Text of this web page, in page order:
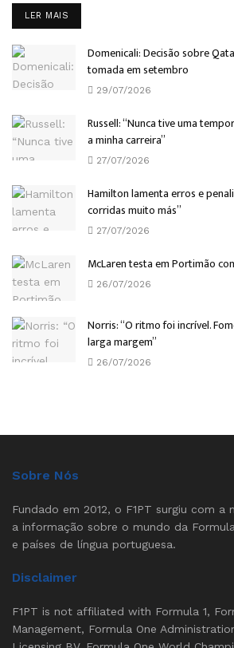
LER MAIS
Domenicali: Decisão sobre
tomada em setembro
29/07/2026
Russell: “Nunca tive uma
a minha carreira”
27/07/2026
Hamilton lamenta erros e
corridas muito más”
27/07/2026
McLaren testa em Portimão
26/07/2026
Norris: “O ritmo foi incrível.
larga margem”
26/07/2026
Sobre Nós
Fundado em 2012, o F1PT surgiu com a
a informação sobre o mundo da
e países de língua portuguesa.
Disclaimer
F1PT is not affiliated with Formula 1,
Management, Formula One